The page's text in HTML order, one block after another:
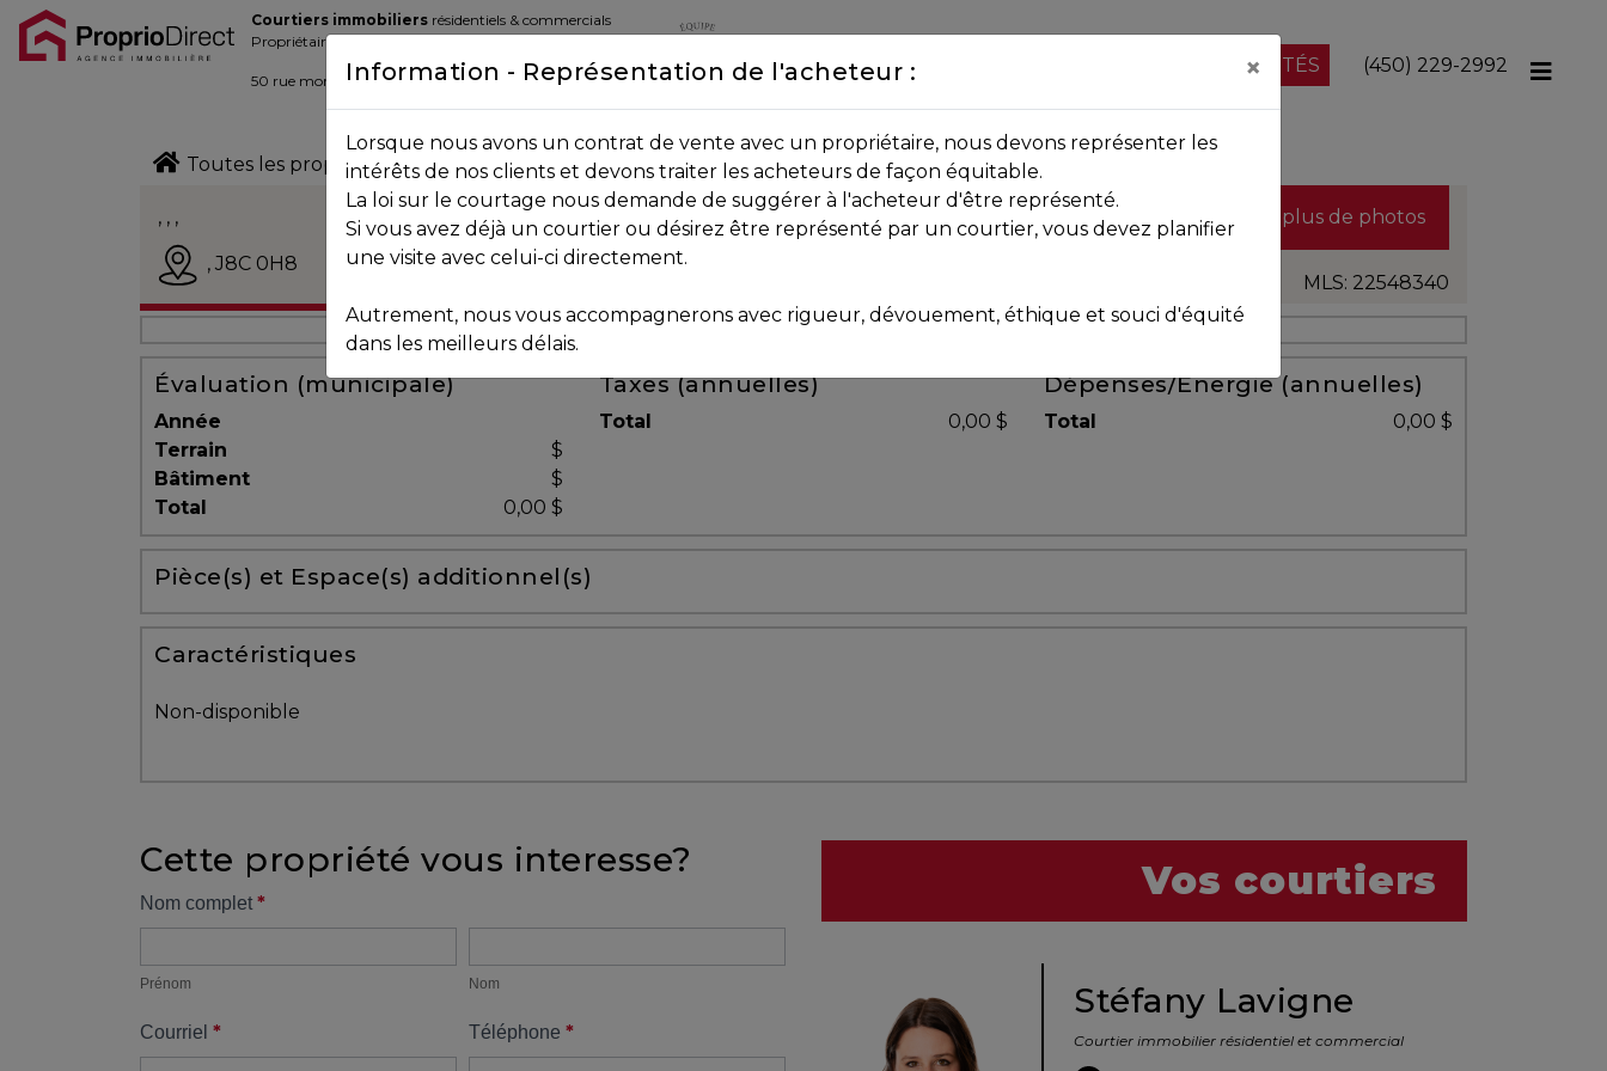
Blogue
COURTIERS
VENDRE
Courtiers immobiliers résidentiels & commercials
Propriétaires de la place d’affaire
50 rue morin,Sainte-Adèle, Québec J8B 2P7 DEPUIS 2013
NOS PROPRIÉTÉS (450) 229-2992
Toutes les propriétés
Vendu
, , ,
, J8C 0H8
Voir plus de photos
MLS: 22548340
Évaluation (municipale)
Année
Terrain
$
Bâtiment
$
Total
0,00 $
Taxes (annuelles)
Total 0,00 $
Dépenses/Énergie (annuelles)
Total 0,00 $
Pièce(s) et Espace(s) additionnel(s)
Caractéristiques
Non-disponible
Cette propriété vous interesse?
Formulaire
Nom complet *
Prénom Nom
Courriel * Téléphone*
Vos courtiers
Stéfany Lavigne
Courtier immobilier résidentiel et commercial
Information - Représentation de l'acheteur : ×
Lorsque nous avons un contrat de vente avec un propriétaire, nous devons représenter les
intérêts de nos clients et devons traiter les acheteurs de façon équitable.
La loi sur le courtage nous demande de suggérer à l'acheteur d'être représenté.
Si vous avez déjà un courtier ou désirez être représenté par un courtier, vous devez planifier
une visite avec celui-ci directement.
Autrement, nous vous accompagnerons avec rigueur, dévouement, éthique et souci d'équité
dans les meilleurs délais.